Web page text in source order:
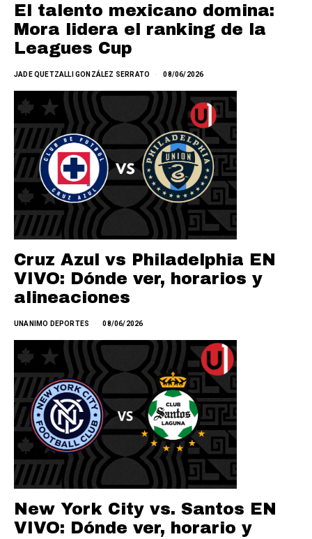
El talento mexicano domina:
Mora lidera el ranking de la
Leagues Cup
JADE QUETZALLI GONZÁLEZ SERRATO 08/06/2026
Cruz Azul vs Philadelphia EN
VIVO: Dónde ver, horarios y
alineaciones
UNANIMO DEPORTES 08/06/2026
New York City vs. Santos EN
VIVO: Dónde ver, horario y